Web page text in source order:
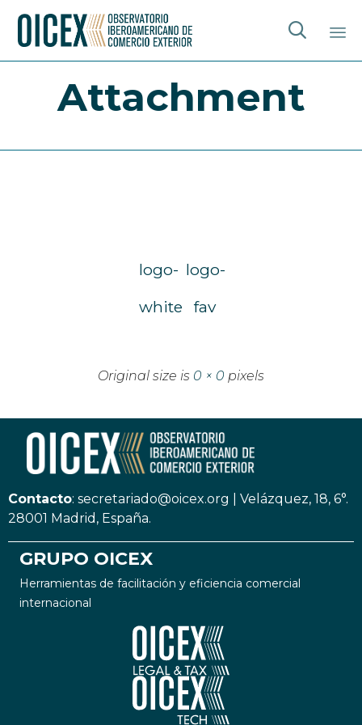

Attachment
logo-
white
logo-
fav
Original size is 0 × 0 pixels
Contacto: secretariado@oicex.org
Velázquez, 18, 6°.
28001 Madrid, España.
GRUPO OICEX
Herramientas de facilitación y eficiencia comercial
internacional